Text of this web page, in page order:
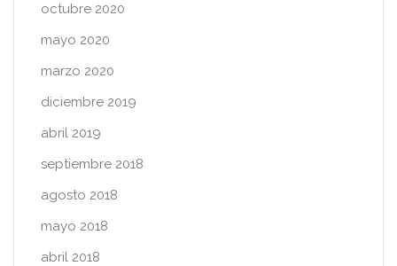
octubre 2020
mayo 2020
marzo 2020
diciembre 2019
abril 2019
septiembre 2018
agosto 2018
mayo 2018
abril 2018